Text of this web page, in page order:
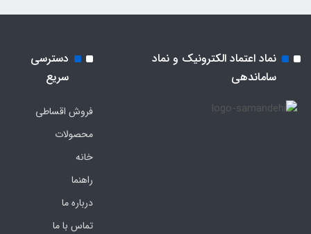
نماد اعتماد الکترونیک و نماد
ساماندهی
دسترسی
سریع
فروش اقساطی
محصولات
خانه
راهنما
درباره ما
تماس با ما